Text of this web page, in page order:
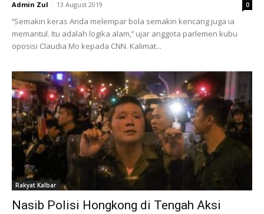
Admin Zul - 13 August 2019 0
’’Semakin keras Anda melempar bola semakin kencang juga ia
memantul. Itu adalah logika alam,’’ ujar anggota parlemen kubu
oposisi Claudia Mo kepada CNN. Kalimat...
Rakyat Kalbar
Nasib Polisi Hongkong di Tengah Aksi